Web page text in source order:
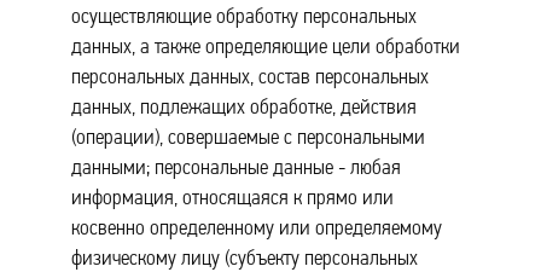
осуществляющие обработку персональных
данных, а также определяющие цели обработки
персональных данных, состав персональных
данных, подлежащих обработке, действия
(операции), совершаемые с персональными
данными; персональные данные - любая
информация, относящаяся к прямо или
косвенно определенному или определяемому
физическому лицу (субъекту персональных